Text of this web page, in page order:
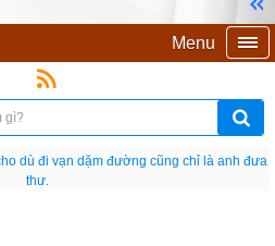
Menu
dù đi vạn dặm đường cũng chỉ là anh đưa
thư.